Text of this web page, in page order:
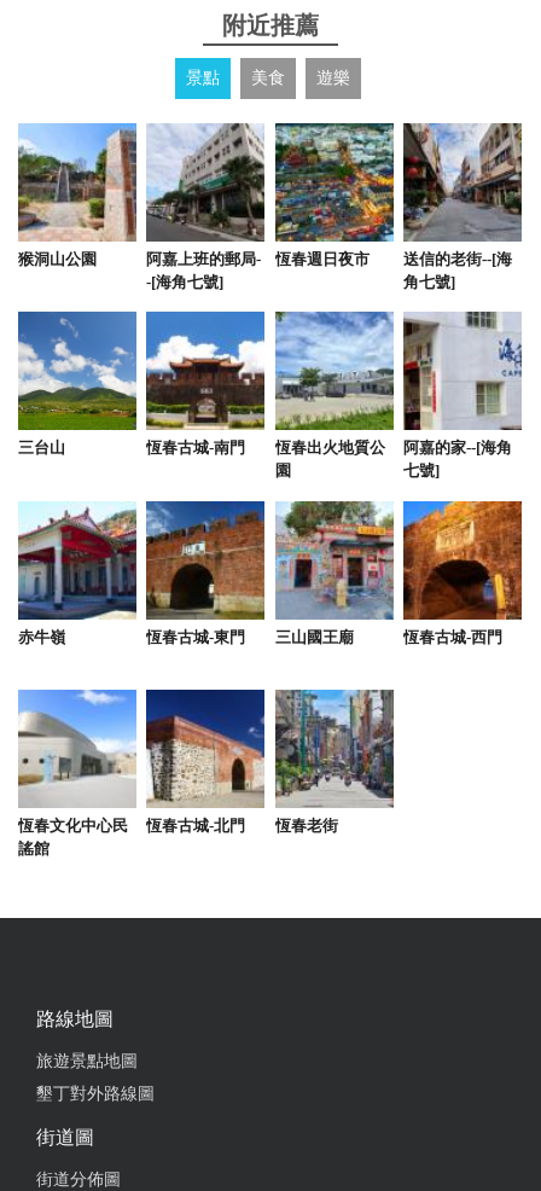
2024-10-31 16:37:39
我和家人上個月在海角瑞拉斯民宿住了兩晚，感到非
常滿意！首先，民宿的地理位置很方便 房間乾淨整
潔，201.301陽台的山景超美，頂樓501房陽台還有戲
水池邊泡水邊看山景景色優美，感覺心情很放鬆，來
到網美民宿真是太幸福了。 老闆很親切，提供了很多
旅遊建議，還告訴我們附近隱藏的美景。下次再來的
話，我們一定會再來住這間！ 優點：親切的服務、乾
淨舒適的環境 缺點：旺季房間比較難預訂，建議提前
from google
2024-10-31 16:08:39
娛樂設施齊全，放鬆度假首選！ 這次入住海角瑞拉斯
民宿真是太棒了！房間除了乾淨舒適、設計精美，最
吸引我們的是這裡豐富的設施。KTV讓我們一群朋友
可以盡情歡唱，晚上還有電動麻將桌一起玩，不知不
覺玩到深夜。戶外有泳池，可以悠閒地游泳，享受陽
光，非常適合度假。 此外，民宿還有專門的烤肉區，
提供烤肉設備，我們可以在這裡自己動手，和朋友一
宿，下次ㄧ定還要再來
附近推薦
景點 美食 遊樂
猴洞山公園
阿嘉上班的郵局-
-[海角七號]
恆春週日夜市
送信的老街--[海
角七號]
三台山 恆春古城-南門
恆春出火地質公
園
阿嘉的家--[海角
七號]
赤牛嶺 恆春古城-東門 三山國王廟 恆春古城-西門
恆春文化中心民
謠館
恆春古城-北門 恆春老街
路線地圖
旅遊景點地圖
墾丁對外路線圖
街道圖
街道分佈圖